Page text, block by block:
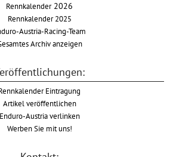
Rennkalender2026
Rennkalender 2025
Austria-Racing-Team
Archiv anzeigen
Eintragung
Artikel veröffentlichen
Enduro-Austria verlinken
Werben Sie mit uns!